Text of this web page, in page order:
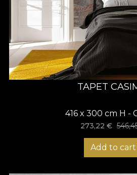
TAPET
416 x 300 cm H -
273,22 €
Add to cart